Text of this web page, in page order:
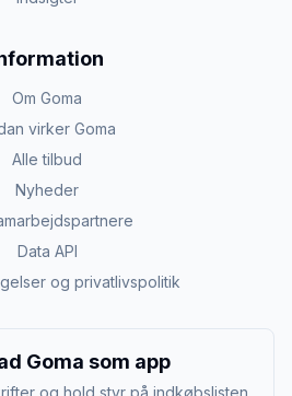
Om Goma
virker Goma
Alle tilbud
Nyheder
Data API
og privatlivspolitik
Goma som app
og hold styr på indkøbslisten